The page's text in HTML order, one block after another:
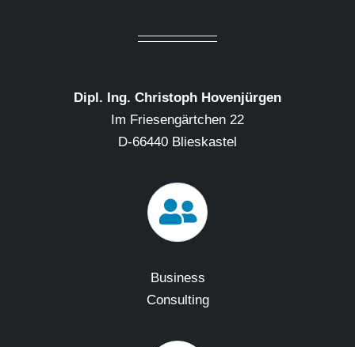
Dipl. Ing. Christoph Hovenjürgen
Im Friesengärtchen 22
D-66440 Blieskastel
Business
Consulting